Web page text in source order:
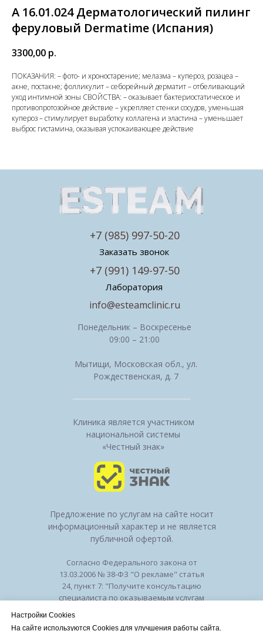
A 16.01.024 Дерматологический пилинг
феруловый Dermatime (Испания)
3300,00 р.
ПОКАЗАНИЯ: – фото- и хроностарение; мелазма – купероз, розацеа –
акне, постакне; фолликулит – себорейный дерматит – отбеливающий
уход интимной зоны СВОЙСТВА: – оказывает бактериостатическое и
противопротозойное действие – укрепляет стенки сосудов, уменьшая
купероз – стимулирует выработку коллагена и эластина – уменьшает
выброс гистамина, оказывая успокаивающее действие
Клиника является участником
национальной системы
«Честный знак»
Понедельник – Воскресенье
09:00 – 21:00
Мытищи, Московская обл., ул.
Рождественская, д. 7
Заказать звонок
Лаборатория
info@esteamclinic.ru
+7 (991) 149-97-50
+7 (985) 997-50-20
Предложение по услугам на сайте носит
информационный характер и не является
публичной офертой.
Согласно Федерального закона от
13.03.2006 № 38-ФЗ "О рекламе" статья
24, пункт 7: "Получите консультацию
специалиста по оказываемым услугам
Настройки Cookies
На сайте используются Cookies для улучшения работы сайта.